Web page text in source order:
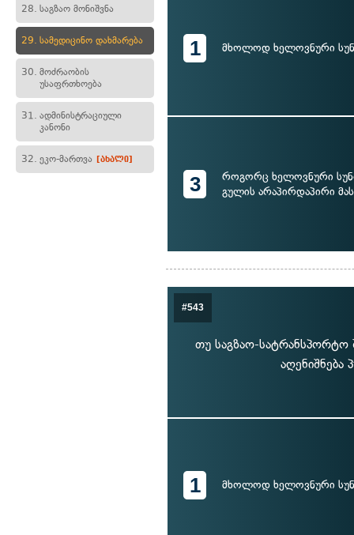
28. საგზაო მონიშვნა
29. სამედიცინო დახმარება
30. მოძრაობის
უსაფრთხოება
31. ადმინისტრაციული
კანონი
32. ეკო-მართვა [ახალი]
1 მხოლოდ ხელოვნური
3
როგორც ხელოვნური
გულის არაპირდაპირი
#543
თუ საგზაო-სატრანსპორტო
აღენიშნება
1 მხოლოდ ხელოვნური